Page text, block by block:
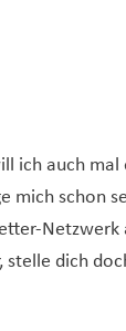
ich auch
mich schon
dich